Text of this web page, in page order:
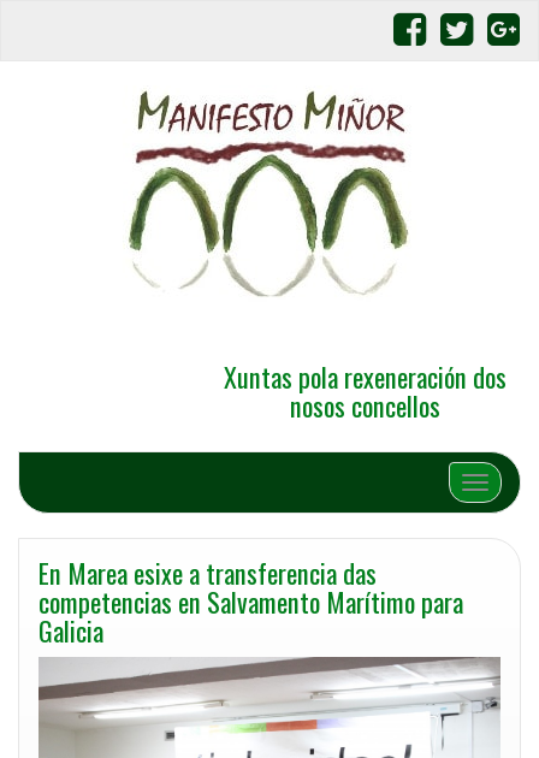
Xuntas pola rexeneración dos
nosos concellos
Alternar
En Marea esixe a transferencia das
competencias en Salvamento Marítimo para
Galicia